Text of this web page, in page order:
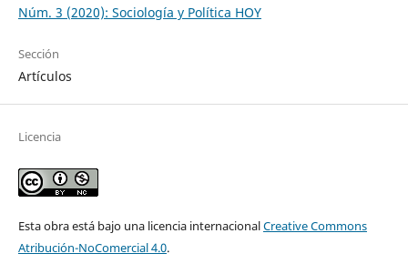
Núm. 3 (2020): Sociología y Política HOY
Sección
Artículos
Licencia
Esta obra está bajo una licencia internacionalCreative Commons
Atribución-NoComercial 4.0.